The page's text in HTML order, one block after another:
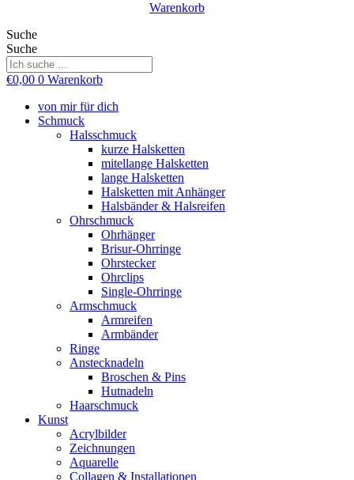
Warenkorb
Suche
Suche
€0,00 0 Warenkorb
von mir für dich
Schmuck
Halsschmuck
kurze Halsketten
mitellange Halsketten
lange Halsketten
Halsketten mit Anhänger
Halsbänder & Halsreifen
Ohrschmuck
Ohrhänger
Brisur-Ohrringe
Ohrstecker
Ohrclips
Single-Ohrringe
Armschmuck
Armreifen
Armbänder
Ringe
Anstecknadeln
Broschen & Pins
Hutnadeln
Haarschmuck
Kunst
Acrylbilder
Zeichnungen
Aquarelle
Collagen & Installationen